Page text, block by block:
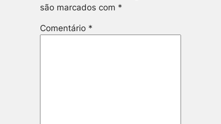
são marcados com *
Comentário *